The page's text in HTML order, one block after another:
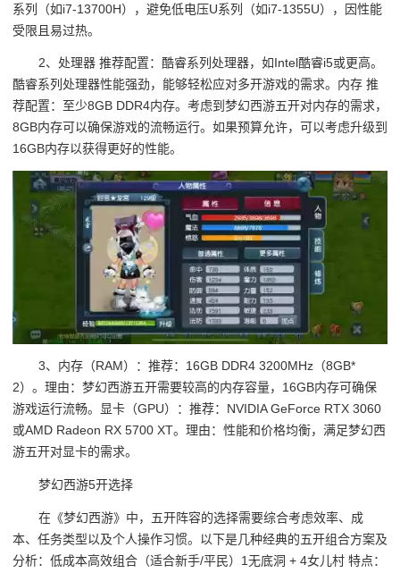
系列（如i7-13700H），避免低电压U系列（如i7-1355U），因性能
受限且易过热。
2、处理器 推荐配置：酷睿系列处理器，如Intel酷睿i5或更高。
酷睿系列处理器性能强劲，能够轻松应对多开游戏的需求。内存 推
荐配置：至少8GB DDR4内存。考虑到梦幻西游五开对内存的需求，
8GB内存可以确保游戏的流畅运行。如果预算允许，可以考虑升级到
16GB内存以获得更好的性能。
3、内存（RAM）：推荐：16GB DDR4 3200MHz（8GB*
2）。理由：梦幻西游五开需要较高的内存容量，16GB内存可确保
游戏运行流畅。显卡（GPU）：推荐：NVIDIA GeForce RTX 3060
或AMD Radeon RX 5700 XT。理由：性能和价格均衡，满足梦幻西
游五开对显卡的需求。
梦幻西游5开选择
在《梦幻西游》中，五开阵容的选择需要综合考虑效率、成
本、任务类型以及个人操作习惯。以下是几种经典的五开组合方案及
分析：低成本高效组合（适合新手/平民）1无底洞 + 4女儿村 特点：